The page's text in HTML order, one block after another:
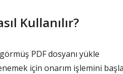
Kullanılır?
PDF dosyanı yükle
için onarım işlemini